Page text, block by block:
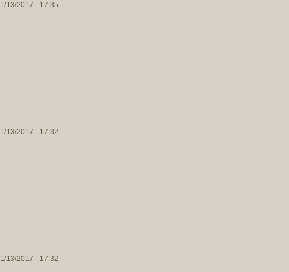
13/2017 - 17:35
13/2017 - 17:32
13/2017 - 17:32